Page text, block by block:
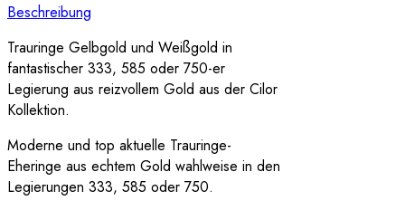
Beschreibung
Trauringe Gelbgold und Weißgold in
fantastischer 333, 585 oder 750-er
Legierung aus reizvollem Gold aus der Cilor
Kollektion.
Moderne und top aktuelle Trauringe-
Eheringe aus echtem Gold wahlweise in den
Legierungen 333, 585 oder 750.